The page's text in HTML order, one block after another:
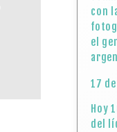
con
el
17
Hoy
del